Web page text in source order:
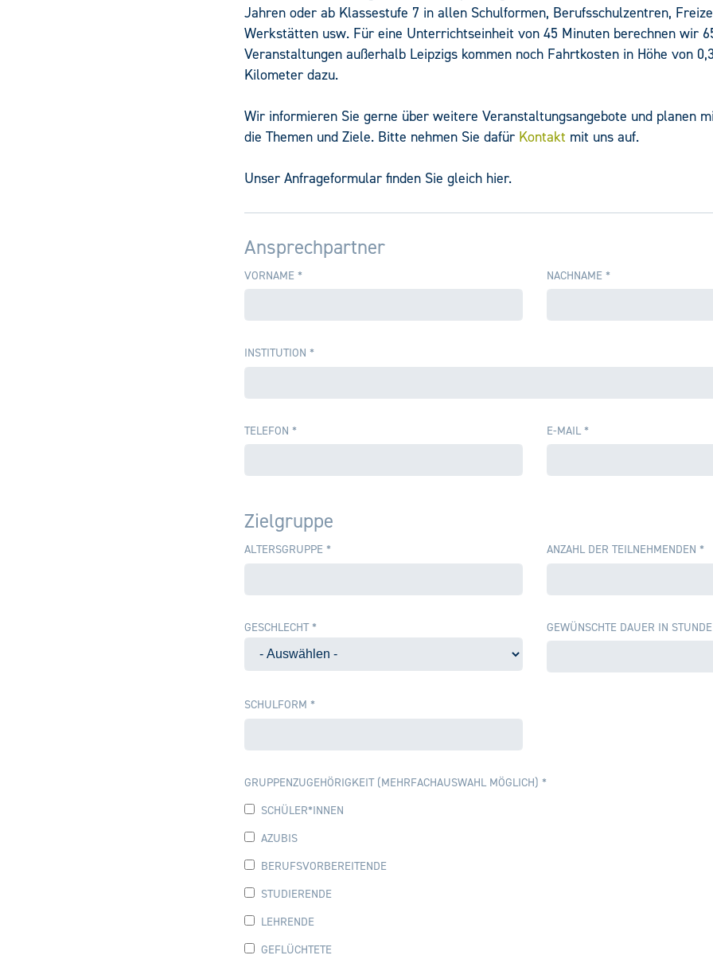
Jahren oder ab Klassestufe 7 in allen Schulformen, Berufsschulzentren,
Werkstätten usw. Für eine Unterrichtseinheit von 45 Minuten berechnen wir
Veranstaltungen außerhalb Leipzigs kommen noch Fahrtkosten in Höhe von
Kilometer dazu.
Wir informieren Sie gerne über weitere Veranstaltungsangebote und planen
die Themen und Ziele. Bitte nehmen Sie dafür Kontakt mit uns auf.
Unser Anfrageformular finden Sie gleich hier.
Ansprechpartner
VORNAME * NACHNAME *
INSTITUTION *
TELEFON * E-MAIL*
Zielgruppe
ALTERSGRUPPE * ANZAHL DER TEILNEHMENDEN *
GESCHLECHT* GEWÜNSCHTE DAUER IN
SCHULFORM *
GRUPPENZUGEHÖRIGKEIT (MEHRFACHAUSWAHL MÖGLICH) *
SCHÜLER*INNEN
AZUBIS
BERUFSVORBEREITENDE
STUDIERENDE
LEHRENDE
GEFLÜCHTETE